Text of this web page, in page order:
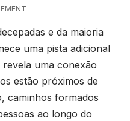
e da maioria
uma pista adicional
uma conexão
estão próximos de
caminhos formados
ao longo do